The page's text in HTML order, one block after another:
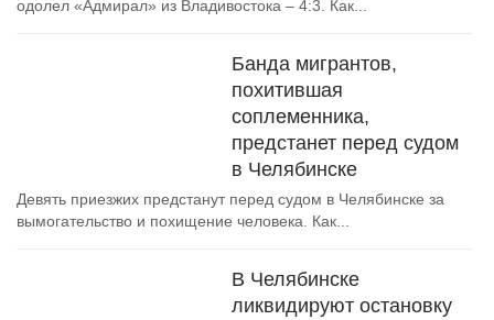
одолел «Адмирал» из Владивостока – 4:3. Как...
Банда мигрантов,
похитившая
соплеменника,
предстанет перед судом
в Челябинске
Девять приезжих предстанут перед судом в Челябинске за
вымогательство и похищение человека. Как...
В Челябинске
ликвидируют остановку